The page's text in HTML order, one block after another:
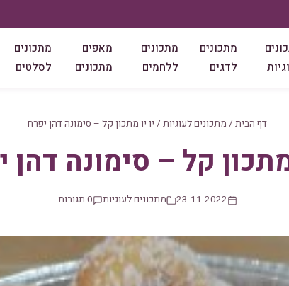
מתכונים
לדגים
מתכונים
ללחמים
מאפים
מתכונים
מתכונים
לסלטים
דף הבית / מתכונים לעוגיות / יו יו מתכון קל – סימונה דהן יפרח
מתכון קל – סימונה דהן
23.11.2022 מתכונים לעוגיות 0 תגובות